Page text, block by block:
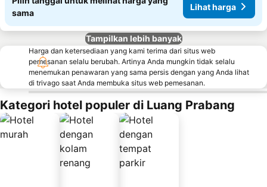
sama
Lihat harga
Tampilkan lebih banyak
Harga dan ketersediaan yang kami terima dari situs web
pemesanan selalu berubah. Artinya Anda mungkin tidak selalu
menemukan penawaran yang sama persis dengan yang Anda lihat
di trivago saat Anda membuka situs web pemesanan.
Kategori hotel populer di Luang Prabang